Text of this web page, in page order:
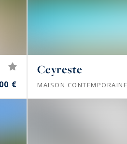
€
Ceyreste
MAISON CONTEMPORAINE